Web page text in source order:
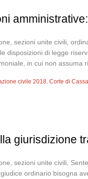
sezioni unite civili,
disposizioni di legge
in cui non assuma
civile 2018,Corte di
giurisdizione
sezioni unite civili,
ordinario bisogna